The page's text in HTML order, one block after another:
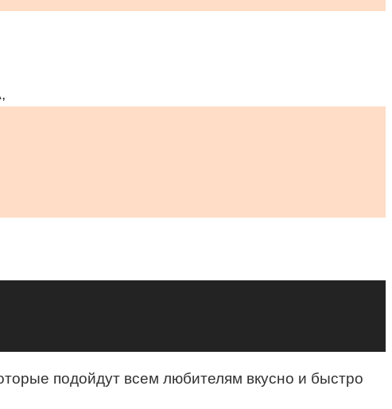
подойдут всем любителям вкусно и быстро